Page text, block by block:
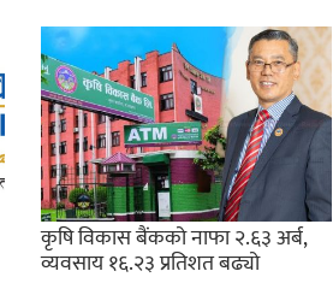
कृषि विकास बैंकको नाफा २.६३ अर्ब,
व्यवसाय १६.२३ प्रतिशत बढ्यो